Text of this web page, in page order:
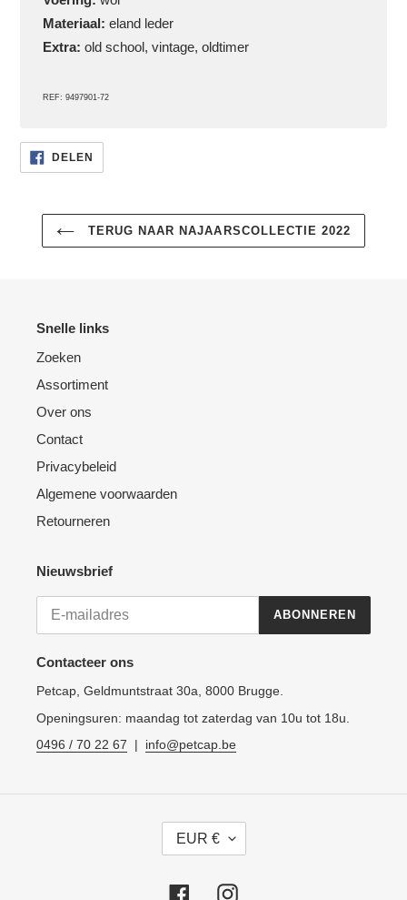
Materiaal: eland leder
Extra: old school, vintage, oldtimer
REF: 9497901-72
DELEN
FACEBOOK
TERUG NAAR NAJAARSCOLLECTIE 2022
Snelle links
Zoeken
Assortiment
Over ons
Contact
Privacybeleid
Algemene voorwaarden
Retourneren
Nieuwsbrief
ABONNEREN
Contacteer ons
Petcap, Geldmuntstraat 30a, 8000 Brugge.
Openingsuren: maandag tot zaterdag van 10u tot 18u.
0496 / 70 22 67 | info@petcap.be
U
EUR €
FacebookInstagram